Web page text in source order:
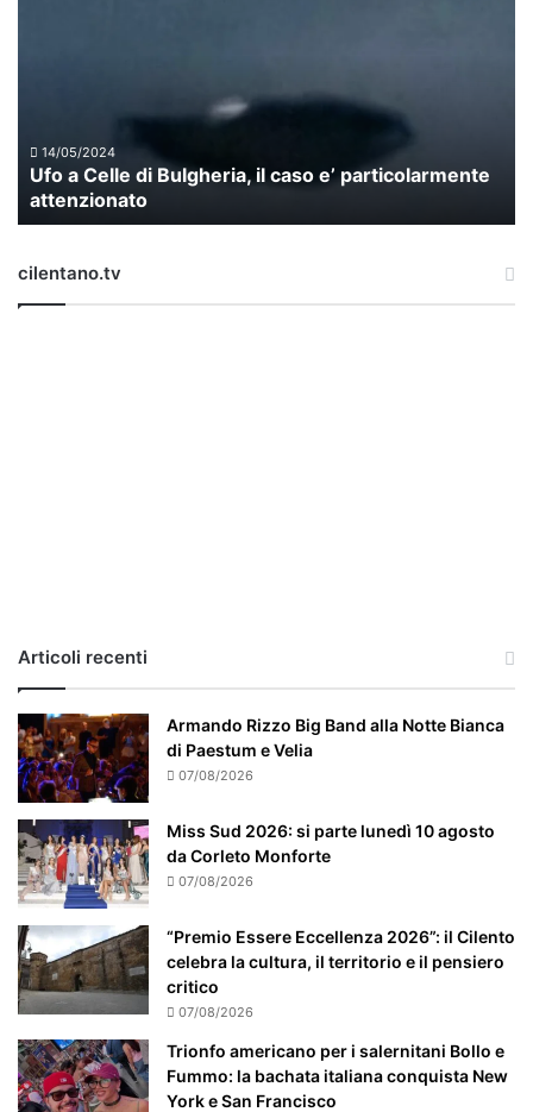
i
u
l
e
p
a
r
t
i
c
o
l
a
r
m
e
n
e
a
t
14/05/2024
Ufo a Celle di Bulgheria, il caso e’ particolarmente
attenzionato
cilentano.tv
Articoli recenti
Armando Rizzo Big Band alla Notte Bianca
di Paestum e Velia
07/08/2026
Miss Sud 2026: si parte lunedì 10 agosto
da Corleto Monforte
07/08/2026
“Premio Essere Eccellenza 2026”: il Cilento
celebra la cultura, il territorio e il pensiero
critico
07/08/2026
Trionfo americano per i salernitani Bollo e
Fummo: la bachata italiana conquista New
York e San Francisco